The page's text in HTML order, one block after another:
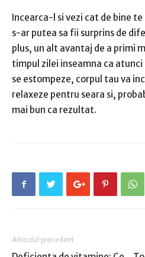
Incearca-l si vezi cat de bine
s-ar putea sa fii surprins de
plus, un alt avantaj de a primi
timpul zilei inseamna ca atunci
se estompeze, corpul tau va
relaxeze pentru seara si,
mai bun ca rezultat.
Articolul precedent